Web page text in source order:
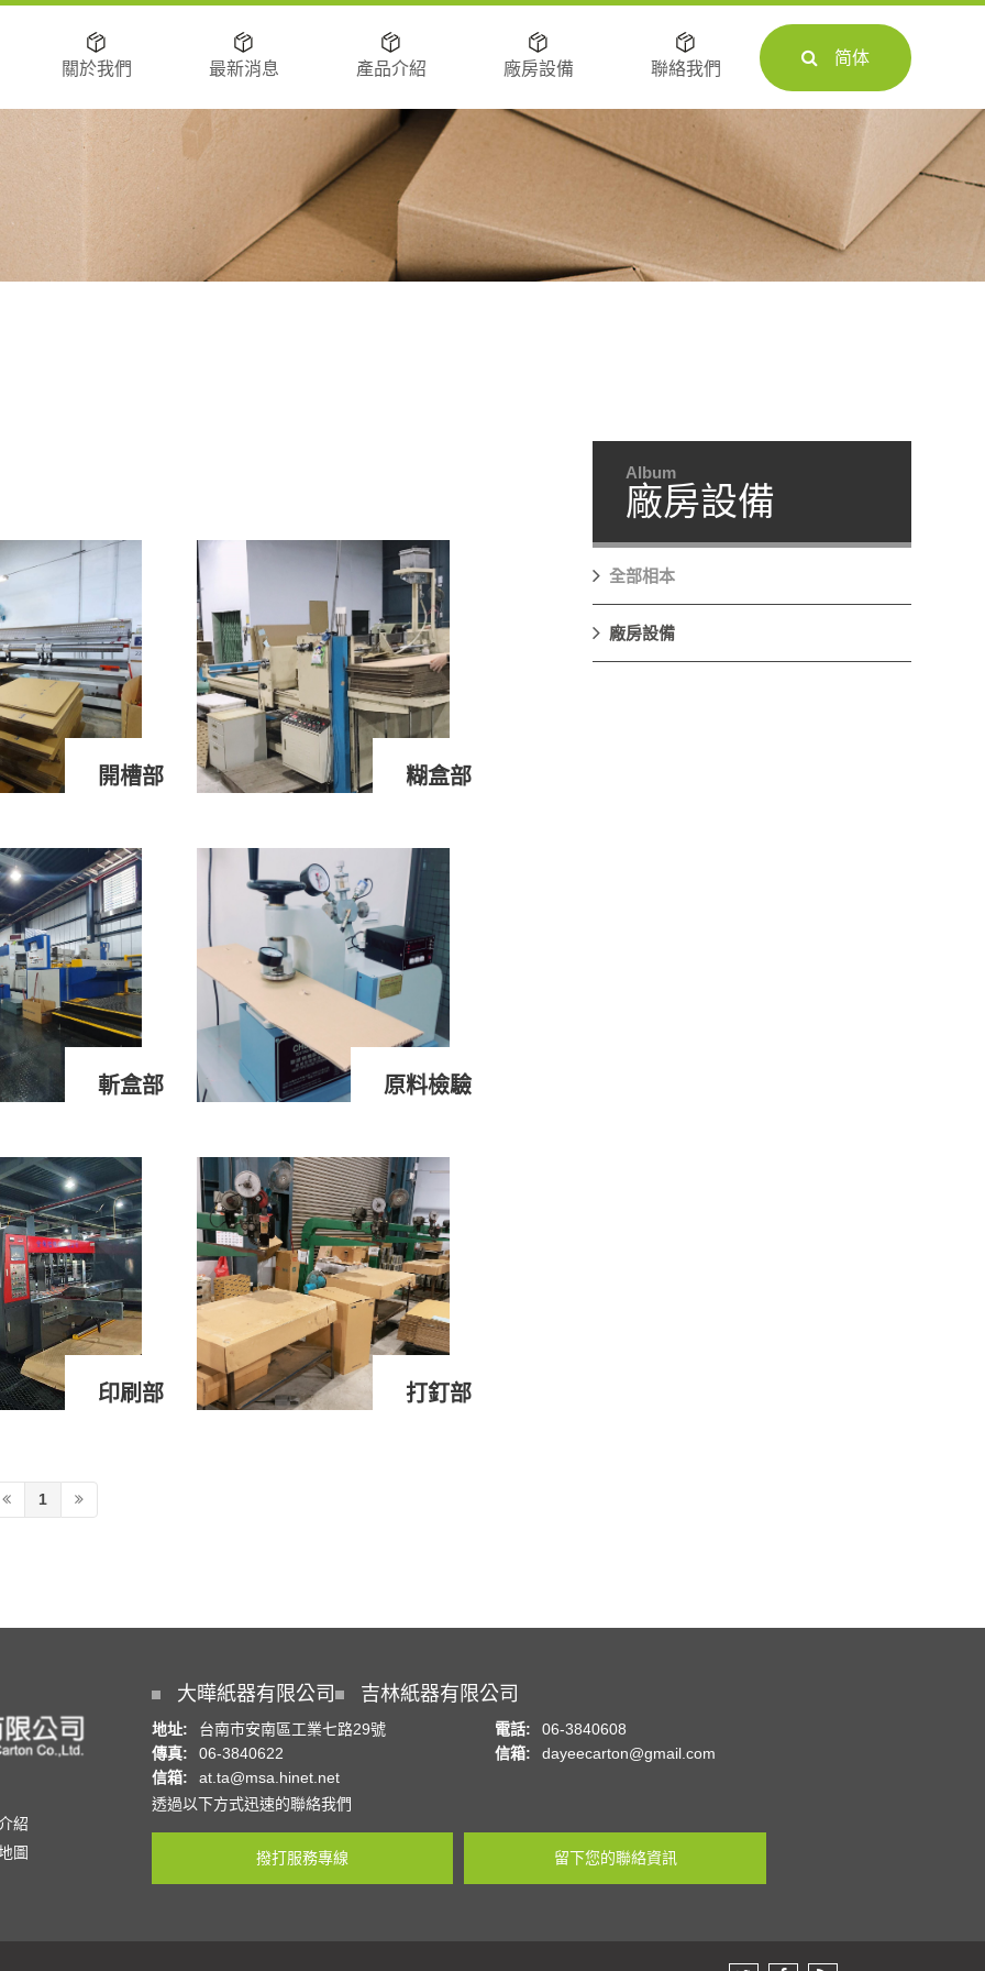
關於我們 最新消息 產品介紹 廠房設備 聯絡我們
简体
開槽部 糊盒部
斬盒部 原料檢驗
印刷部 打釘部
1
Album
廠房設備
全部相本
廠房設備
大曄紙器有限公司 吉林紙器有限公司
地址: 台南市安南區工業七路29號 電話:
06-3840608
傳真:
06-3840622 信箱:
dayeecarton@gmail.com
信箱:
at.ta@msa.hinet.net
紹
圖
透過以下方式迅速的聯絡我們
撥打服務專線 留下您的聯絡資訊